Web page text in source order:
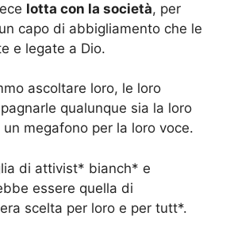
lotta con la società, per
capo di abbigliamento che le
e legate a Dio.
ascoltare loro, le loro
qualunque sia la loro
megafono per la loro voce.
di attivist* bianch* e
essere quella di
scelta per loro e per tutt*.